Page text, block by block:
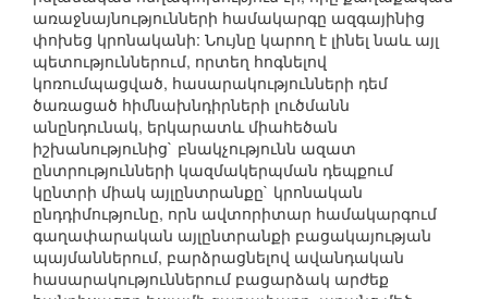
առաջնայնությունների համակարգը ազգայինից
փոխեց կրոնականի: Նույնը կարող է լինել նաև այլ
պետություններում, որտեղ հոգնելով
կոռումպացված, հասարակությունների դեմ
ծառացած հիմնախնդիրների լուծմանն
անընդունակ, երկարատև միահեծան
իշխանությունից` բնակչությունն ազատ
ընտրությունների կազմակերպման դեպքում
կընտրի միակ այլընտրանքը` կրոնական
ընդդիմությունը, որն ավտորիտար համակարգում
գաղափարական այլընտրանքի բացակայության
պայմաններում, բարձրացնելով ավանդական
հասարակություններում բացարձակ արժեք